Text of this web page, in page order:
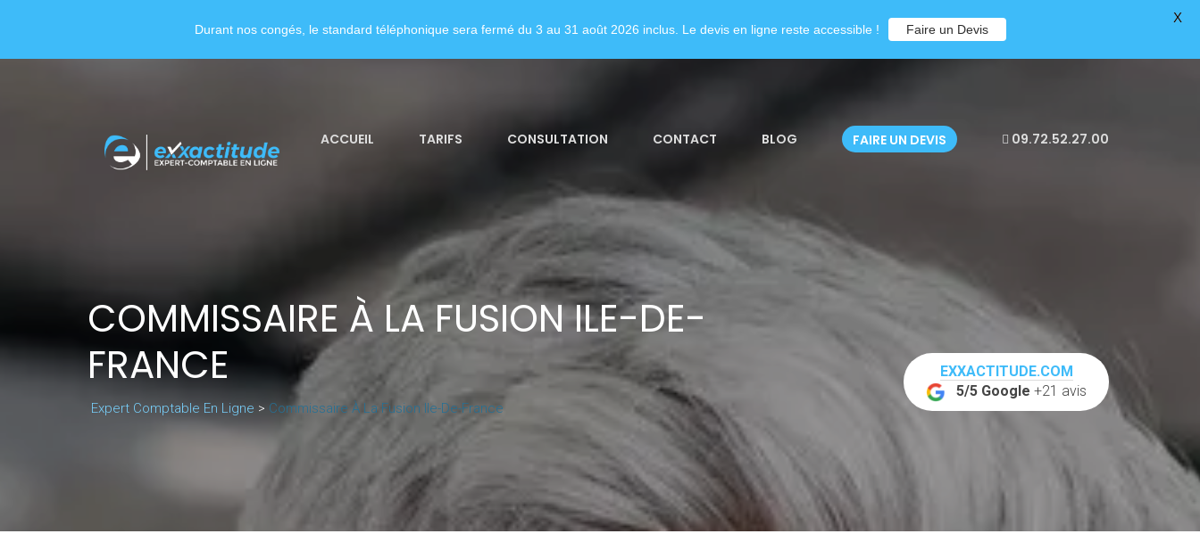
ACCUEIL TARIFS CONSULTATION CONTACT BLOG FAIRE UN DEVIS 09.72.52.27.00
COMMISSAIRE À LA FUSION ILE-DE-
FRANCE
Expert Comptable En Ligne > Commissaire À La Fusion Ile-De-France
EXXACTITUDE.COM
5/5 Google +21 avis
Durant nos congés, le standard téléphonique sera fermé du 3 au 31 août 2026 inclus. Le devis en ligne reste accessible ! Faire un Devis
X